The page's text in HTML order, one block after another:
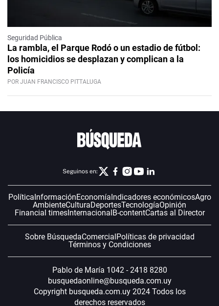
Seguridad Pública
La rambla, el Parque Rodó o un estadio de fútbol:
los homicidios se desplazan y complican a la
Policía
POR JUAN FRANCISCO PITTALUGA
Seguinos en:
PolíticaInformaciónEconomíaIndicadores económicosAgro
AmbienteCulturaDeportesTecnologíaOpinión
Financial timesInternacionalB-contentCartas al Director
Sobre BúsquedaComercialPolíticas de privacidad
Términos y Condiciones
Pablo de María 1042 - 2418 8280
busquedaonline@busqueda.com.uy
Copyright busqueda.com.uy 2024 Todos los
derechos reservados